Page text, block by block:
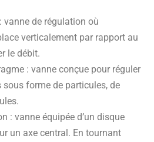
: vanne de régulation où
verticalement par rapport au
le débit.
: vanne conçue pour réguler
sous forme de particules, de
: vanne équipée d’un disque
un axe central. En tournant